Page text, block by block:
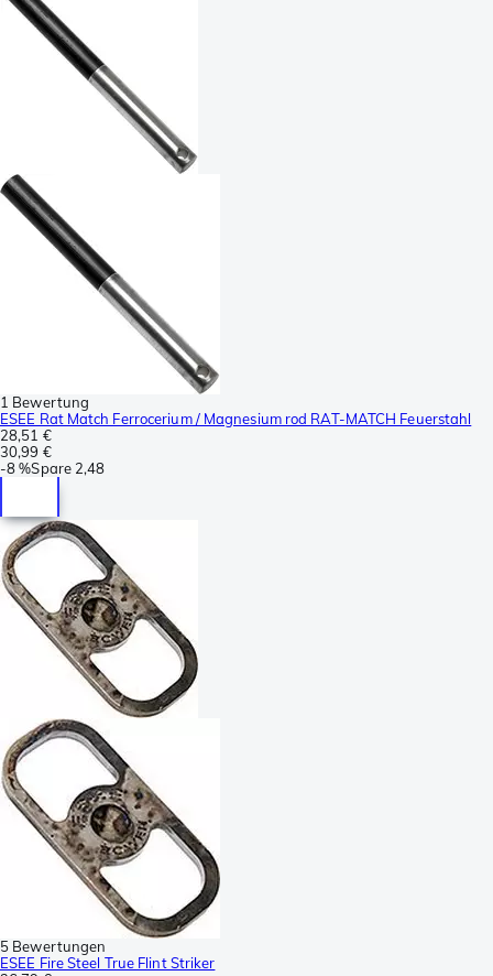
1 Bewertung
ESEE Rat Match Ferrocerium / Magnesium rod RAT-MATCH Feuerstahl
28,51 €
30,99 €
-8 %Spare 2,48
5 Bewertungen
ESEE Fire Steel True Flint Striker